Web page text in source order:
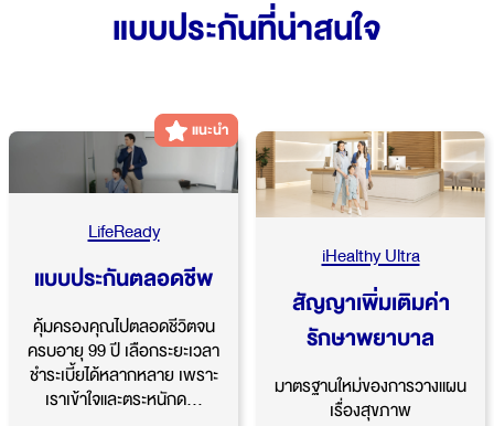
แบบประกันที่น่าสนใจ
แนะนำ
LifeReady
แบบประกันตลอดชีพ
คุ้มครองคุณไปตลอดชีวิตจน
ครบอายุ 99 ปี เลือกระยะเวลา
ชำระเบี้ยได้หลากหลาย เพราะ
เราเข้าใจและตระหนักด...
iHealthy Ultra
สัญญาเพิ่มเติมค่า
รักษาพยาบาล
มาตรฐานใหม่ของการวางแผน
เรื่องสุขภาพ